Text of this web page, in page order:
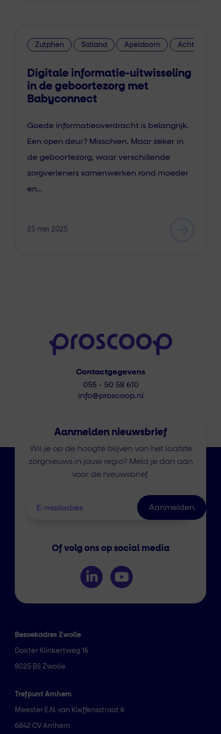
Zutphen Salland Apeldoorn Achterhoek
Digitale informatie-uitwisseling
in de geboortezorg met
Babyconnect
Goede informatieoverdracht is belangrijk.
Een open deur? Misschien. Maar zeker in
de geboortezorg, waar verschillende
zorgverleners samenwerken rond moeder
en…
23 mei 2025
Contactgegevens
055 - 50 58 610
info@proscoop.nl
Bezoekadres Zwolle
Dokter Klinkertweg 16
8025 BS Zwolle
Trefpunt Arnhem
Meester E.N. van Kleffensstraat 6
6842 CV Arnhem
Aanmelden nieuwsbrief
Wil je op de hoogte blijven van het laatste
zorgnieuws in jouw regio? Meld je dan aan
voor de nieuwsbrief.
Of volg ons op social media